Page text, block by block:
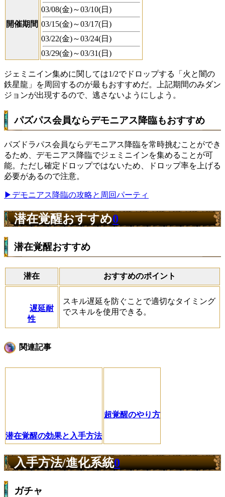
開催期間
03/08(金)～03/10(日)
03/15(金)～03/17(日)
03/22(金)～03/24(日)
03/29(金)～03/31(日)
ジェミニイン集めに関しては1/2でドロップする「火と闇の
鉄星龍」を周回するのが最もおすすめだ。上記期間のみダン
ジョンが出現するので、逃さないようにしよう。
パズパス会員ならデモニアス降臨もおすすめ
パズドラパス会員ならデモニアス降臨を常時挑むことができ
るため、デモニアス降臨でジェミニインを集めることが可
能。ただし確定ドロップではないため、ドロップ率を上げる
必要があるので注意。
▶デモニアス降臨の攻略と周回パーティ
潜在覚醒おすすめ0
潜在覚醒おすすめ
潜在 おすすめのポイント
遅延耐
性
スキル遅延を防ぐことで適切なタイミング
でスキルを使用できる。
関連記事
潜在覚醒の効果と入手方法
超覚醒のやり方
入手方法/進化系統0
ガチャ